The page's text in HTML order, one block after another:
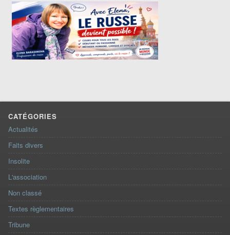
CATÉGORIES
Actualités
Faits divers
Insolite
L'association
Non classé
Textes règlementaires
Tribune